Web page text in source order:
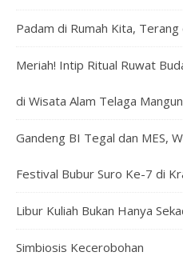
Padam di Rumah Kita,
Meriah! Intip Ritual Ruwat
di Wisata Alam Telaga
Gandeng BI Tegal dan MES,
Festival Bubur Suro Ke-7 di
Libur Kuliah Bukan Hanya
Simbiosis Kecerobohan